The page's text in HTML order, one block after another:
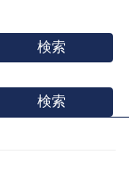
検索
検索